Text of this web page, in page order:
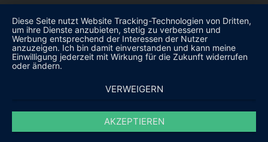
Diese Seite nutzt Website Tracking-Technologien von Dritten,
um ihre Dienste anzubieten, stetig zu verbessern und
Werbung entsprechend der Interessen der Nutzer
anzuzeigen. Ich bin damit einverstanden und kann meine
Einwilligung jederzeit mit Wirkung für die Zukunft widerrufen
oder ändern.
VERWEIGERN
AKZEPTIEREN